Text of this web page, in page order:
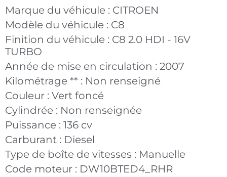
Marque du véhicule : CITROEN
Modèle du véhicule : C8
Finition du véhicule : C8 2.0 HDI - 16V
TURBO
Année de mise en circulation : 2007
Kilométrage ** : Non renseigné
Couleur : Vert foncé
Cylindrée : Non renseignée
Puissance : 136 cv
Carburant : Diesel
Type de boîte de vitesses : Manuelle
Code moteur : DW10BTED4_RHR